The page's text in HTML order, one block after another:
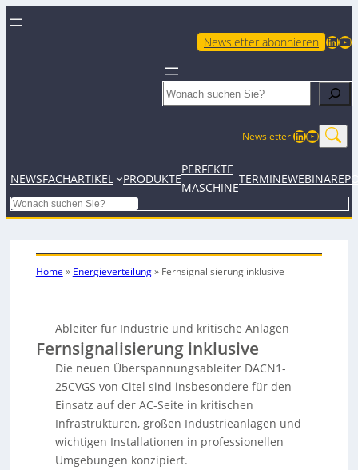
Newsletter abonnieren LinkedIn YouTube
Search
NewsletterLinkedIn
NEWSFACHARTIKEL PRODUKTE
PERFEKTE
MASCHINE
TERMINEWEBINARE
Search
Home » Energieverteilung» Fernsignalisierung inklusive
Ableiter für Industrie und kritische Anlagen
Fernsignalisierung inklusive
Die neuen Überspannungsableiter DACN1-
25CVGS von Citel sind insbesondere für den
Einsatz auf der AC-Seite in kritischen
Infrastrukturen, großen Industrieanlagen und
wichtigen Installationen in professionellen
Umgebungen konzipiert.